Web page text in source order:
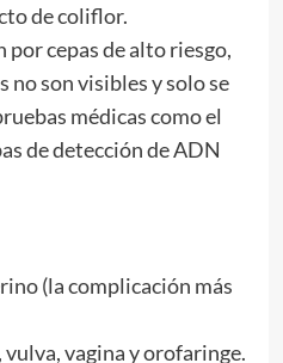
de coliflor.
por cepas de alto riesgo,
no son visibles y solo se
médicas como el
de detección de ADN
(la complicación más
vulva, vagina y orofaringe.